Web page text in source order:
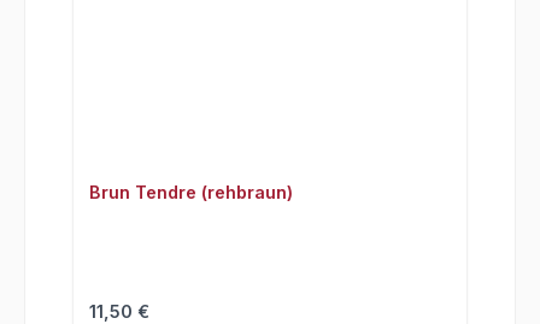
Brun Tendre (rehbraun)
Regulärer Preis:
11,50 €